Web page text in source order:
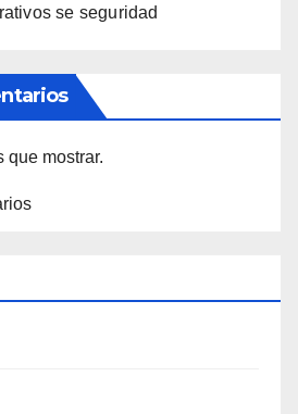
se seguridad
que mostrar.